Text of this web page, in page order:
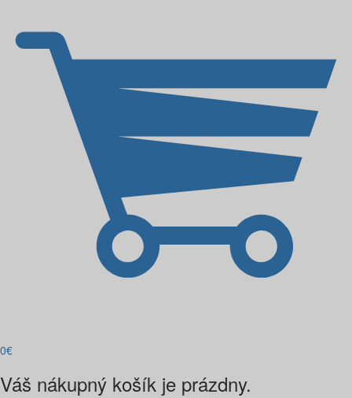
0€
Váš nákupný košík je prázdny.